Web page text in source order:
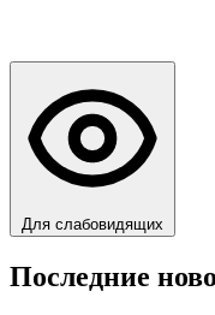
Для слабовидящих
Последние